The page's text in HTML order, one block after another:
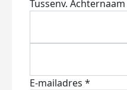
Tussenv.
E-mailadres *